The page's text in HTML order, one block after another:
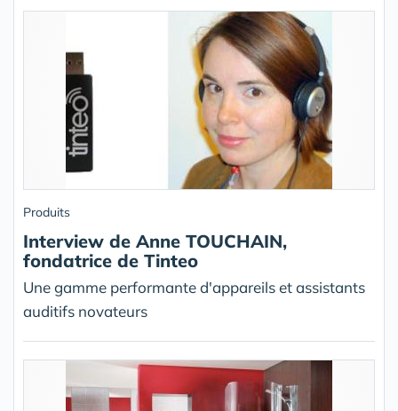
Produits
Interview de Anne TOUCHAIN,
fondatrice de Tinteo
Une gamme performante d'appareils et assistants
auditifs novateurs